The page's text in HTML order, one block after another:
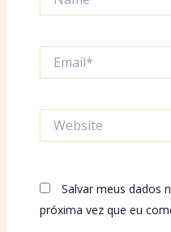
Salvar meus dados
próxima vez que eu